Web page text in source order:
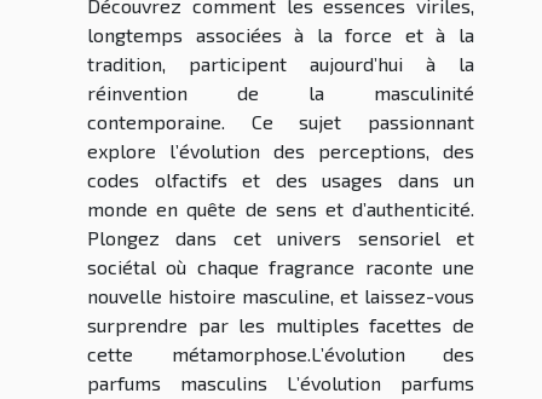
Découvrez comment les essences viriles,
longtemps associées à la force et à la
tradition, participent aujourd’hui à la
réinvention de la masculinité
contemporaine. Ce sujet passionnant
explore l’évolution des perceptions, des
codes olfactifs et des usages dans un
monde en quête de sens et d’authenticité.
Plongez dans cet univers sensoriel et
sociétal où chaque fragrance raconte une
nouvelle histoire masculine, et laissez-vous
surprendre par les multiples facettes de
cette métamorphose.L’évolution des
parfums masculins L’évolution parfums